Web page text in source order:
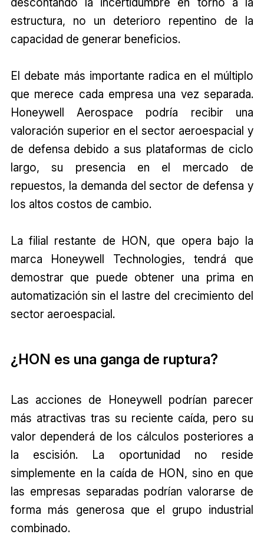
estructura, no un deterioro repentino de la
capacidad de generar beneficios.
El debate más importante radica en el múltiplo
que merece cada empresa una vez separada.
Honeywell Aerospace podría recibir una
valoración superior en el sector aeroespacial y
de defensa debido a sus plataformas de ciclo
largo, su presencia en el mercado de
repuestos, la demanda del sector de defensa y
los altos costos de cambio.
La filial restante de HON, que opera bajo la
marca Honeywell Technologies, tendrá que
demostrar que puede obtener una prima en
automatización sin el lastre del crecimiento del
sector aeroespacial.
¿HON es una ganga de ruptura?
Las acciones de Honeywell podrían parecer
más atractivas tras su reciente caída, pero su
valor dependerá de los cálculos posteriores a
la escisión. La oportunidad no reside
simplemente en la caída de HON, sino en que
las empresas separadas podrían valorarse de
forma más generosa que el grupo industrial
combinado.